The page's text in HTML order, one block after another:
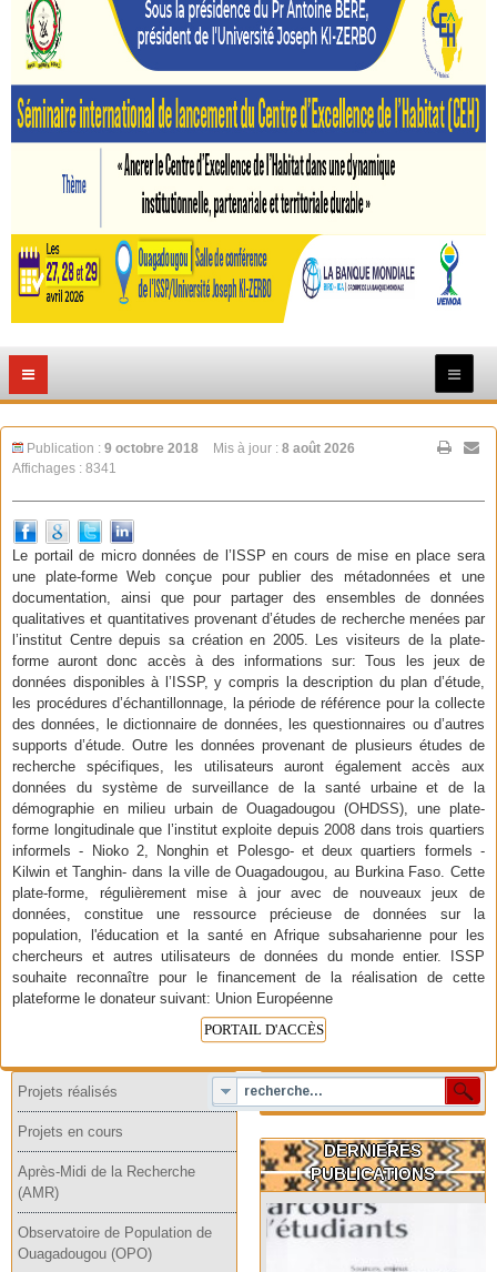
Publication : 9 octobre 2018 Mis à jour : 8 août 2026
Affichages : 8341
Le portail de micro données de l’ISSP en cours de mise en place sera
une plate-forme Web conçue pour publier des métadonnées et une
documentation, ainsi que pour partager des ensembles de données
qualitatives et quantitatives provenant d’études de recherche menées par
l’institut Centre depuis sa création en 2005. Les visiteurs de la plate-
forme auront donc accès à des informations sur: Tous les jeux de
données disponibles à l’ISSP, y compris la description du plan d’étude,
les procédures d’échantillonnage, la période de référence pour la collecte
des données, le dictionnaire de données, les questionnaires ou d’autres
supports d’étude. Outre les données provenant de plusieurs études de
recherche spécifiques, les utilisateurs auront également accès aux
données du système de surveillance de la santé urbaine et de la
démographie en milieu urbain de Ouagadougou (OHDSS), une plate-
forme longitudinale que l’institut exploite depuis 2008 dans trois quartiers
informels - Nioko 2, Nonghin et Polesgo- et deux quartiers formels -
Kilwin et Tanghin- dans la ville de Ouagadougou, au Burkina Faso. Cette
plate-forme, régulièrement mise à jour avec de nouveaux jeux de
données, constitue une ressource précieuse de données sur la
population, l'éducation et la santé en Afrique subsaharienne pour les
chercheurs et autres utilisateurs de données du monde entier. ISSP
souhaite reconnaître pour le financement de la réalisation de cette
plateforme le donateur suivant: Union Européenne
PORTAIL D'ACCÈS
Projets réalisés
Projets en cours
Après-Midi de la Recherche
(AMR)
Observatoire de Population de
Ouagadougou (OPO)
DERNIERES
PUBLICATIONS